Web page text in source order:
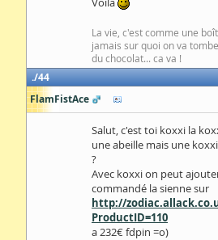
La vie, c'est comme une
jamais sur quoi on va
du chocolat... ca va !
44
FlamFistAce
Salut, c'est toi koxxi la
une abeille mais une
?
Avec koxxi on peut
commandé la sienne sur
http://
ProductID=110
a 232€ fdpin =o)